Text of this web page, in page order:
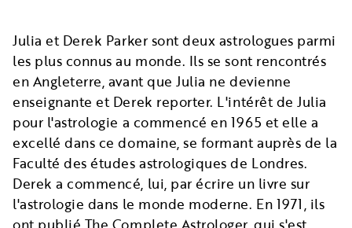
Julia et Derek Parker sont deux astrologues parmi
les plus connus au monde. Ils se sont rencontrés
en Angleterre, avant que Julia ne devienne
enseignante et Derek reporter. L'intérêt de Julia
pour l'astrologie a commencé en 1965 et elle a
excellé dans ce domaine, se formant auprès de la
Faculté des études astrologiques de Londres.
Derek a commencé, lui, par écrire un livre sur
l'astrologie dans le monde moderne. En 1971, ils